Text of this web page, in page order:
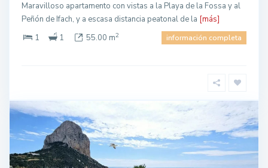
Maravilloso apartamento con vistas a la Playa de la Fossa y al
Peñón de Ifach, y a escasa distancia peatonal de la [más]
1
1 55.00 m2 información completa